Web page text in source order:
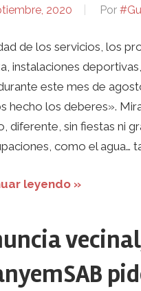
2020 Por
de los servicios, los
instalaciones
este mes de
hecho los deberes».
diferente, sin fiestas ni
como el agua…
leyendo »